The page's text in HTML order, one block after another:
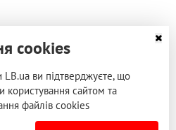
cookies
ви підтверджуєте, що
сайтом та
файлів cookies